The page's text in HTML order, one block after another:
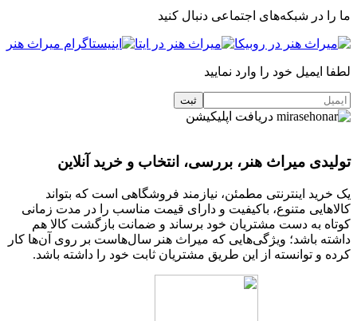
ما را در شبکه‌های اجتماعی دنبال کنید
لطفا ایمیل خود را وارد نمایید
دریافت اپلیکیشن
تولیدی میراث هنر، بررسی، انتخاب و خرید آنلاین
یک خرید اینترنتی مطمئن، نیازمند فروشگاهی است که بتواند
کالاهایی متنوع، باکیفیت و دارای قیمت مناسب را در مدت زمانی
کوتاه به دست مشتریان خود برساند و ضمانت بازگشت کالا هم
داشته باشد؛ ویژگی‌هایی که میراث هنر سال‌هاست بر روی آن‌ها کار
کرده و توانسته از این طریق مشتریان ثابت خود را داشته باشد.